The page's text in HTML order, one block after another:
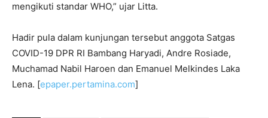
mengikuti standar WHO,” ujar Litta.
Hadir pula dalam kunjungan tersebut anggota Satgas
COVID-19 DPR RI Bambang Haryadi, Andre Rosiade,
Muchamad Nabil Haroen dan Emanuel Melkindes Laka
Lena. [epaper.pertamina.com]